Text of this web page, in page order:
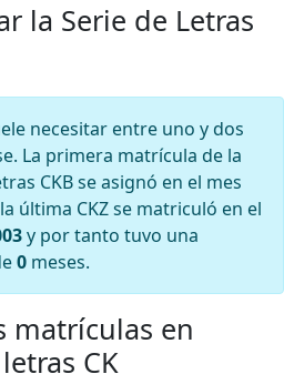
la Serie de Letras
necesitar entre uno y dos
La primera matrícula de la
CKB se asignó en el mes
última CKZ se matriculó en el
y por tanto tuvo una
0 meses.
matrículas en
CK